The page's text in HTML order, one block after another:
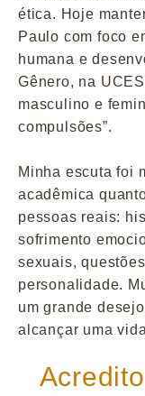
ética. Hoje
Paulo com foco
humana e
Gênero, na
masculino e
compulsões”.
Minha escuta foi
acadêmica
pessoas reais:
sofrimento
sexuais,
personalidade.
um grande
alcançar uma